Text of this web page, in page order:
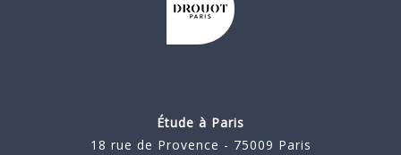
Étude à Paris
18 rue de Provence - 75009 Paris